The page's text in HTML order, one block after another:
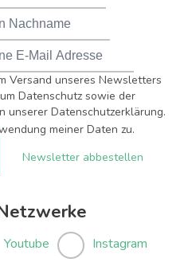
Versand unseres Newsletters
Datenschutz sowie der
unserer Datenschutzerklärung.
meiner Daten zu.
Newsletter abbestellen
Youtube Instagram